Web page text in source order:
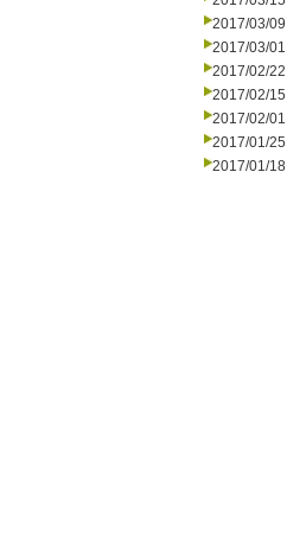
2017/03/09
2017/03/01
2017/02/22
2017/02/15
2017/02/01
2017/01/25
2017/01/18